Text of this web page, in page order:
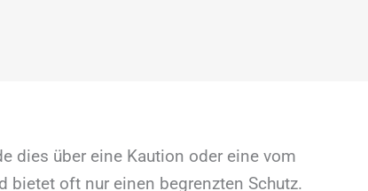
dies über eine Kaution oder eine vom
bietet oft nur einen begrenzten Schutz.